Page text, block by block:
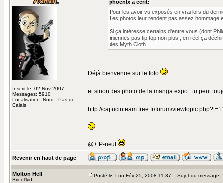
Inscrit le: 02 Nov 2007
Messages: 5910
Localisation: Nord - Pas de
Calais
phoenlx a écrit:
Pour les avoir vu exposés en vrai lors du
Les photos leur rendent pas assez hommage
Si ça intéresse certains d'entre vous (dont
miennes pas tip top non plus , en réel ça
des Myth Cloth
Déjà bienvenue sur le fofo
et sinon des photo de la manga expo...tu peut
http://capucinteam.free.fr/forum/
@+ P-neuf
Revenir en haut de page
Molton Hell
Bricol'kid
Posté le: Lun Fév 25, 2008 11:37 Sujet du message: